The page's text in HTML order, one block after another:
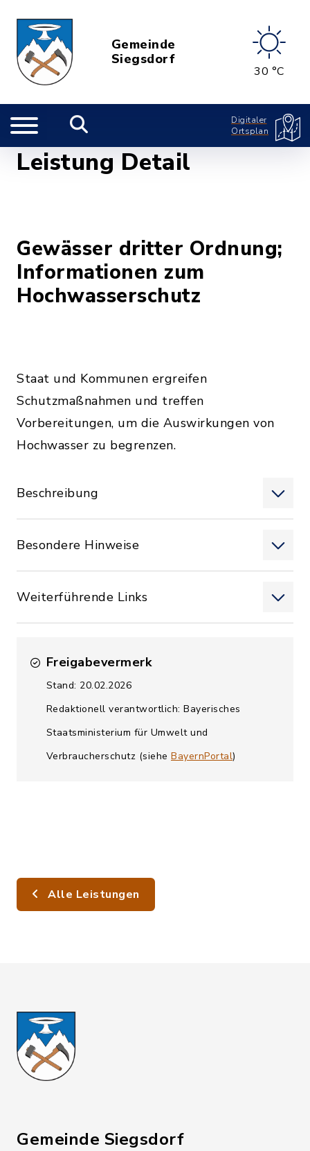
Gemeinde
Siegsdorf
30 °C
Digitaler
Ortsplan
Leistung Detail
Gewässer dritter Ordnung;
Informationen zum
Hochwasserschutz
Staat und Kommunen ergreifen
Schutzmaßnahmen und treffen
Vorbereitungen, um die Auswirkungen von
Hochwasser zu begrenzen.
Beschreibung
Besondere Hinweise
Weiterführende Links
Freigabevermerk
Stand: 20.02.2026
Redaktionell verantwortlich: Bayerisches
Staatsministerium für Umwelt und
Verbraucherschutz (siehe BayernPortal)
Alle Leistungen
Gemeinde Siegsdorf